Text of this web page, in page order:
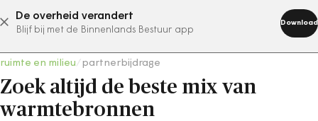
De overheid verandert
Blijf bij met de Binnenlands Bestuur app
Download
abonneer nu
ruimte en milieu partnerbijdrage
Zoek altijd de beste mix van
warmtebronnen